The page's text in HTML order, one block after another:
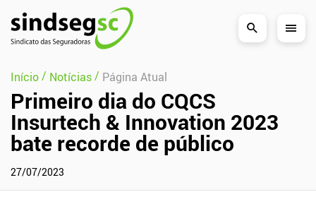
Pular Navegação (s)
Início/ Notícias/ Página Atual
Primeiro dia do CQCS
Insurtech & Innovation 2023
bate recorde de público
27/07/2023